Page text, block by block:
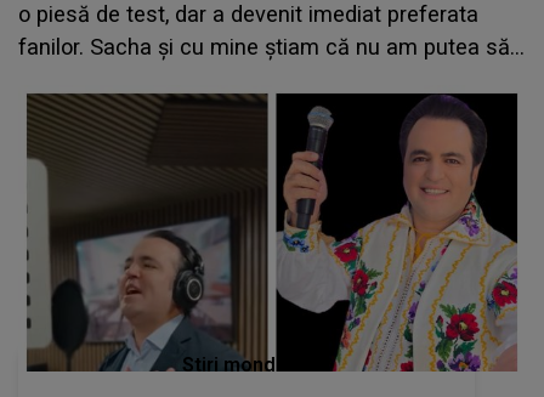
o piesă de test, dar a devenit imediat preferata
fanilor. Sacha și cu mine știam că nu am putea să
Stiri mondene